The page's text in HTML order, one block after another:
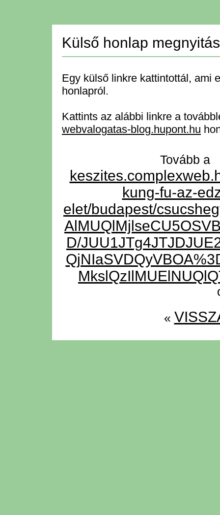
Külső honlap
Egy külső linkre kattintottál, ami
honlapról.
Kattints az alábbi linkre a
webvalogatas-blog.hupont.hu
Tovább a
kung-fu-az-
elet/budapest/
D/
«